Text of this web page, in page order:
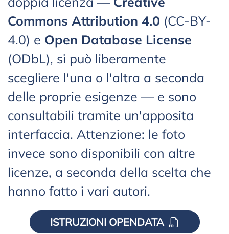
Commons Attribution 4.0 (CC-BY-
4.0) e Open Database License
(ODbL), si può liberamente
scegliere l'una o l'altra a seconda
delle proprie esigenze — e sono
consultabili tramite un'apposita
interfaccia. Attenzione: le foto
invece sono disponibili con altre
licenze, a seconda della scelta che
hanno fatto i vari autori.
ISTRUZIONI OPENDATA